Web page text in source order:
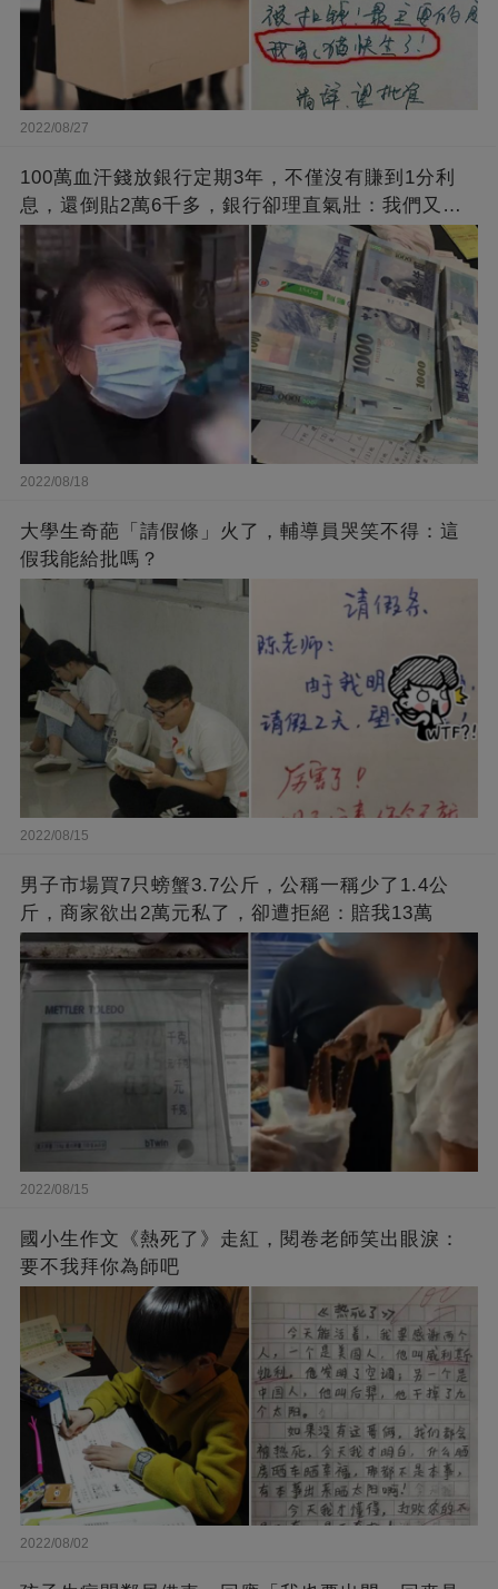
2022/08/27
100萬血汗錢放銀行定期3年，不僅沒有賺到1分利
息，還倒貼2萬6千多，銀行卻理直氣壯：我們又不
是故意的
2022/08/18
大學生奇葩「請假條」火了，輔導員哭笑不得：這
假我能給批嗎？
2022/08/15
男子市場買7只螃蟹3.7公斤，公稱一稱少了1.4公
斤，商家欲出2萬元私了，卻遭拒絕：賠我13萬
2022/08/15
國小生作文《熱死了》走紅，閱卷老師笑出眼淚：
要不我拜你為師吧
2022/08/02